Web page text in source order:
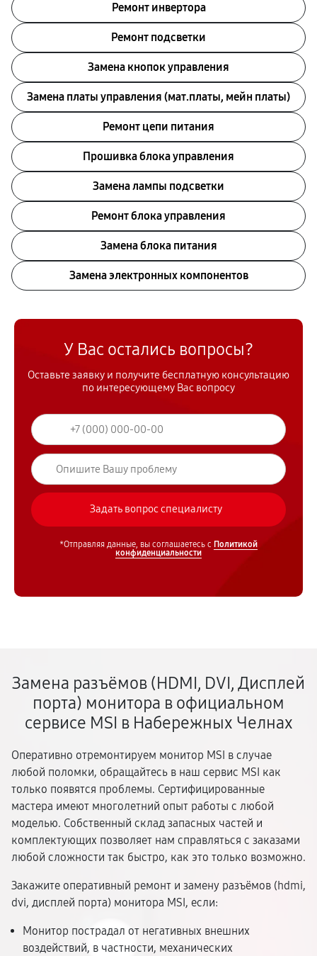
Ремонт инвертора
Ремонт подсветки
Замена кнопок управления
Замена платы управления (мат.платы, мейн платы)
Ремонт цепи питания
Прошивка блока управления
Замена лампы подсветки
Ремонт блока управления
Замена блока питания
Замена электронных компонентов
У Вас остались вопросы?
Оставьте заявку и получите бесплатную консультацию
по интересующему Вас вопросу
*Отправляя данные, вы соглашаетесь с Политикой
конфиденциальности
Замена разъёмов (HDMI, DVI, Дисплей
порта) монитора в официальном
сервисе MSI в Набережных Челнах
Оперативно отремонтируем монитор MSI в случае
любой поломки, обращайтесь в наш сервис MSI как
только появятся проблемы. Сертифицированные
мастера имеют многолетний опыт работы с любой
моделью. Собственный склад запасных частей и
комплектующих позволяет нам справляться с заказами
любой сложности так быстро, как это только возможно.
Закажите оперативный ремонт и замену разъёмов (hdmi,
dvi, дисплей порта) монитора MSI, если:
Монитор пострадал от негативных внешних
воздействий, в частности, механических